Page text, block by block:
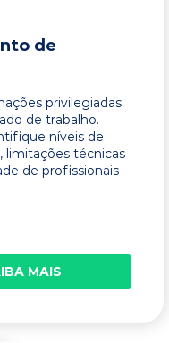
de
privilegiadas
de trabalho.
níveis de
limitações técnicas
de profissionais
MAIS